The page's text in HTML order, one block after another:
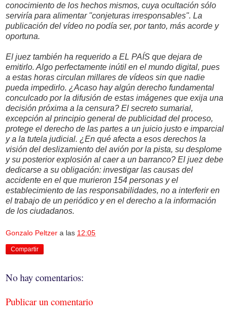
conocimiento de los hechos mismos, cuya ocultación sólo
serviría para alimentar "conjeturas irresponsables". La
publicación del vídeo no podía ser, por tanto, más acorde y
oportuna.
El juez también ha requerido a EL PAÍS que dejara de
emitirlo. Algo perfectamente inútil en el mundo digital, pues
a estas horas circulan millares de vídeos sin que nadie
pueda impedirlo. ¿Acaso hay algún derecho fundamental
conculcado por la difusión de estas imágenes que exija una
decisión próxima a la censura? El secreto sumarial,
excepción al principio general de publicidad del proceso,
protege el derecho de las partes a un juicio justo e imparcial
y a la tutela judicial. ¿En qué afecta a esos derechos la
visión del deslizamiento del avión por la pista, su desplome
y su posterior explosión al caer a un barranco? El juez debe
dedicarse a su obligación: investigar las causas del
accidente en el que murieron 154 personas y el
establecimiento de las responsabilidades, no a interferir en
el trabajo de un periódico y en el derecho a la información
de los ciudadanos.
Gonzalo Peltzer a las 12:05
Compartir
No hay comentarios:
Publicar un comentario